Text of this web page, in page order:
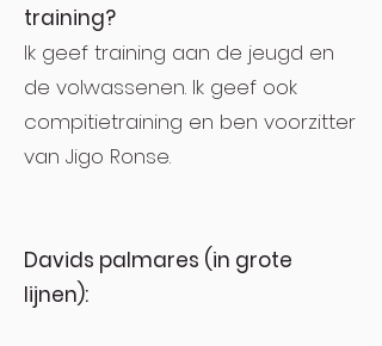
training?
Ik geef training aan de jeugd en
de volwassenen. Ik geef ook
compitietraining en ben voorzitter
van Jigo Ronse.
Davids palmares (in grote
lijnen):